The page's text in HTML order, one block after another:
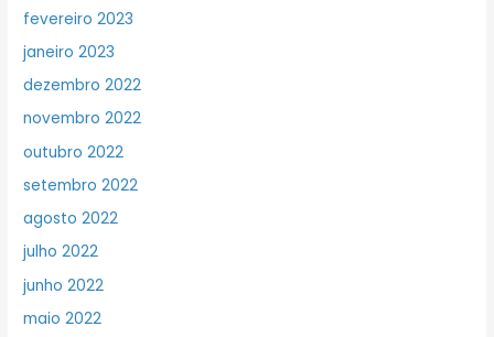
fevereiro 2023
janeiro 2023
dezembro 2022
novembro 2022
outubro 2022
setembro 2022
agosto 2022
julho 2022
junho 2022
maio 2022